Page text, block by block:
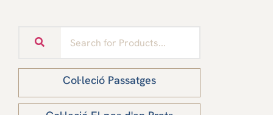
Col·leció Passatges